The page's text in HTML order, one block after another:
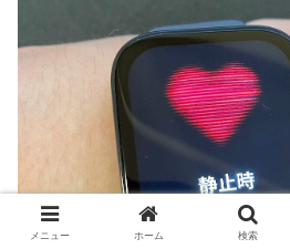
メニュー ホーム 検索